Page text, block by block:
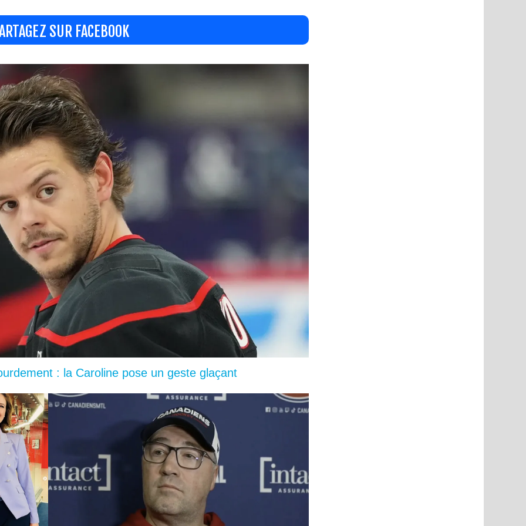
SUR FACEBOOK
: la Caroline pose un geste glaçant